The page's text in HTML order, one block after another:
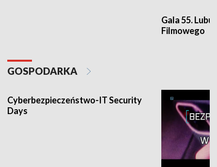
Gala 55.
Filmowego
GOSPODARKA
Cyberbezpieczeństwo-IT Security
Days